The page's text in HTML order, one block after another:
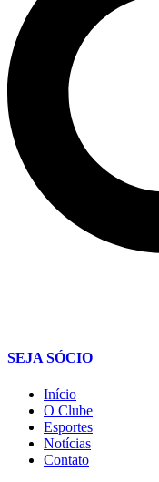
SEJA SÓCIO
Início
O Clube
Esportes
Notícias
Contato